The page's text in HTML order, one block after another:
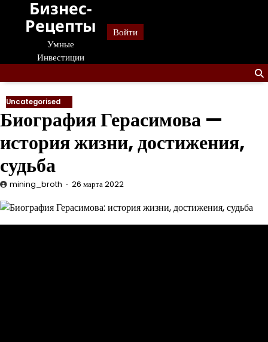
Перейти
содержанию
Бизнес-
Рецепты
Умные
Инвестиции
Войти
Uncategorised
Биография Герасимова —
история жизни, достижения,
судьба
mining_broth 26 марта 2022